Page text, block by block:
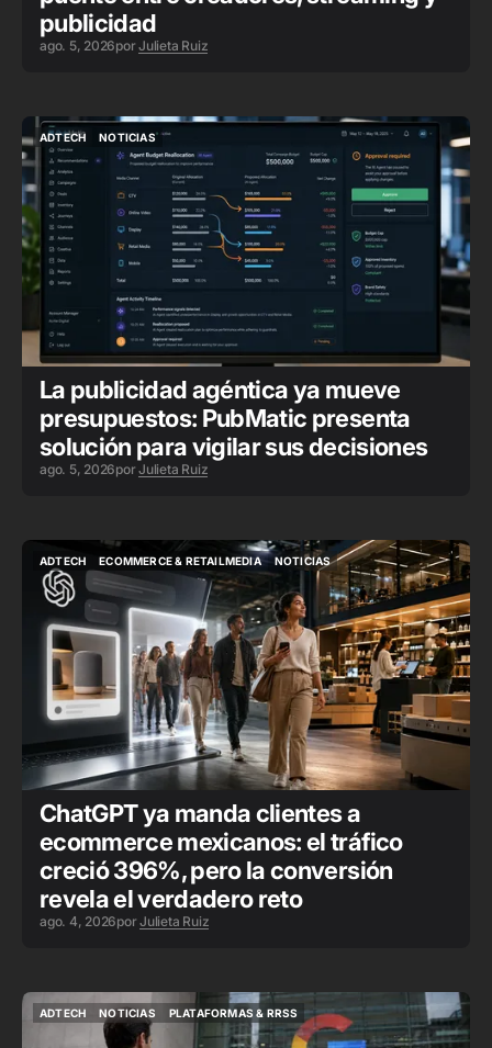
publicidad
ago. 5, 2026porJulieta Ruiz
ADTECH
ADTECH
NOTICIAS
NOTICIAS
La publicidad agéntica ya mueve
presupuestos: PubMatic presenta
solución para vigilar sus decisiones
ago. 5, 2026porJulieta Ruiz
ADTECH
ADTECH
ECOMMERCE & RETAILMEDIA
ECOMMERCE & RETAILMEDIA
NOTICIAS
NOTICIAS
ChatGPT ya manda clientes a
ecommerce mexicanos: el tráfico
creció 396%, pero la conversión
revela el verdadero reto
ago. 4, 2026porJulieta Ruiz
ADTECH
NOTICIAS
NOTICIAS
PLATAFORMAS & RRSS
PLATAFORMAS & RRSS